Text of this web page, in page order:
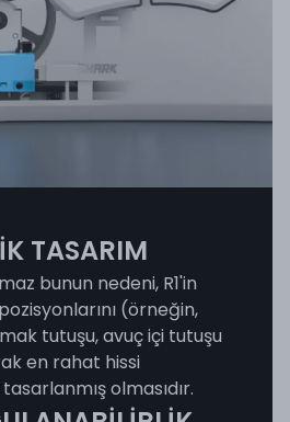
TASARIM
bunun nedeni, R1'in
(örneğin,
tutuşu, avuç içi tutuşu
en rahat hissi
olmasıdır.